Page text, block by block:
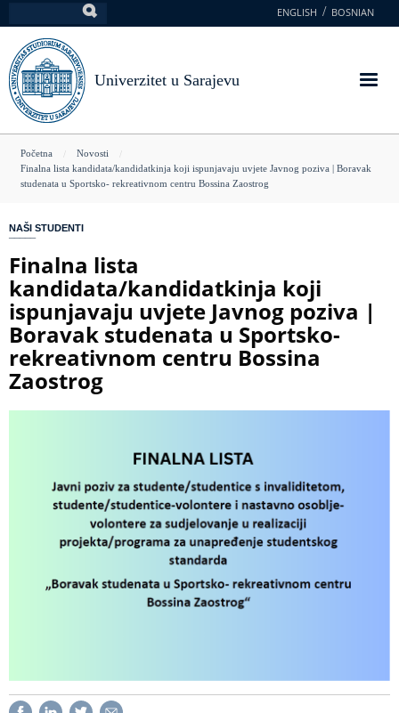
na
glavni
sadržaj
ENGLISH BOSNIAN
Univerzitet u Sarajevu
You
are
Početna
Novosti
Finalna lista kandidata/kandidatkinja koji ispunjavaju uvjete Javnog poziva | Boravak
studenata u Sportsko- rekreativnom centru Bossina Zaostrog
NAŠI STUDENTI
Finalna lista
kandidata/kandidatkinja koji
ispunjavaju uvjete Javnog poziva |
Boravak studenata u Sportsko-
rekreativnom centru Bossina
Zaostrog